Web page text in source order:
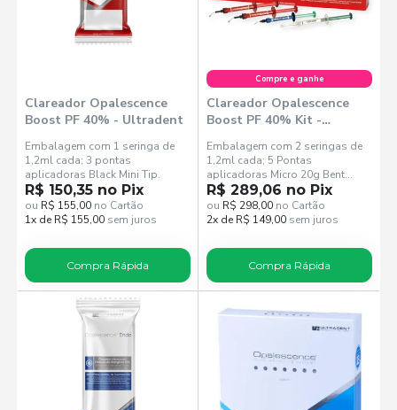
Clareador Opalescence
Boost PF 40% - Ultradent
Embalagem com 1 seringa de
1,2ml cada; 3 pontas
aplicadoras Black Mini Tip.
R$ 150,35 no Pix
ou R$ 155,00 no Cartão
1x de R$ 155,00 sem juros
Compra Rápida
Compre e ganhe
Clareador Opalescence
Boost PF 40% Kit -
Embalagem com 2 seringas de
1,2ml cada; 5 Pontas
aplicadoras Micro 20g Bent
Flockd; 1 Seringa de Opaldam
Green; 3 pontas
R$ 289,06 no Pix
ou R$ 298,00 no Cartão
2x de R$ 149,00 sem juros
Compra Rápida